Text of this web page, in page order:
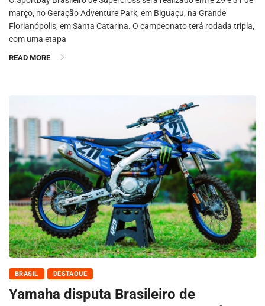
março, no Geração Adventure Park, em Biguaçu, na Grande
Florianópolis, em Santa Catarina. O campeonato terá rodada tripla,
com uma etapa
READ MORE
BRASIL DESTAQUE
Yamaha disputa Brasileiro de